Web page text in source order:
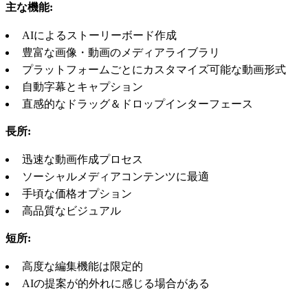
主な機能:
AIによるストーリーボード作成
豊富な画像・動画のメディアライブラリ
プラットフォームごとにカスタマイズ可能な動画形式
自動字幕とキャプション
直感的なドラッグ＆ドロップインターフェース
長所:
迅速な動画作成プロセス
ソーシャルメディアコンテンツに最適
手頃な価格オプション
高品質なビジュアル
短所:
高度な編集機能は限定的
AIの提案が的外れに感じる場合がある